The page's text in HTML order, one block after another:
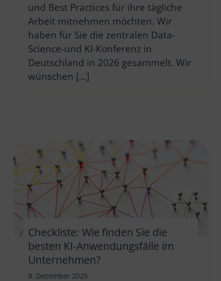
und Best Practices für ihre tägliche
Arbeit mitnehmen möchten. Wir
haben für Sie die zentralen Data-
Science-und KI-Konferenz in
Deutschland in 2026 gesammelt. Wir
wünschen […]
Checkliste: Wie finden Sie die
besten KI-Anwendungsfälle im
Unternehmen?
8. Dezember 2025